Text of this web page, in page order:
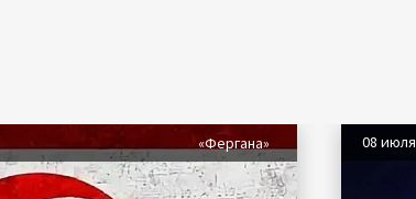
«Фергана» 08 июля